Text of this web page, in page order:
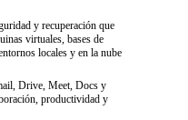
y recuperación que
virtuales, bases de
locales y en la nube
Drive, Meet, Docs y
productividad y